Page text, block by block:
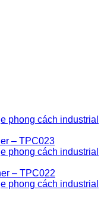
– TPC023
– TPC022